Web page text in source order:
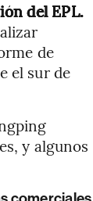
del EPL.
de
el sur de
y algunos